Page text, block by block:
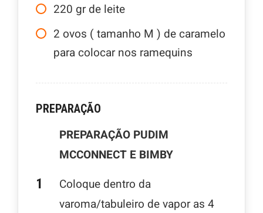
220 gr de leite
2 ovos ( tamanho M ) de caramelo
para colocar nos ramequins
PREPARAÇÃO
PREPARAÇÃO PUDIM
MCCONNECT E BIMBY
Coloque dentro da
varoma/tabuleiro de vapor as 4